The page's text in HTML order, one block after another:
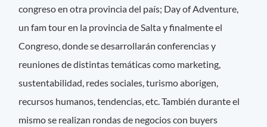
congreso en otra provincia del país; Day of Adventure,
un fam tour en la provincia de Salta y finalmente el
Congreso, donde se desarrollarán conferencias y
reuniones de distintas temáticas como marketing,
sustentabilidad, redes sociales, turismo aborigen,
recursos humanos, tendencias, etc. También durante el
mismo se realizan rondas de negocios con buyers